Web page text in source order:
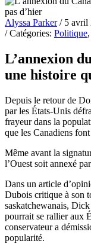
Alyssa Parker / 5 avril
/ Catégories: Politique,
L’annexion
une histoire
Depuis le retour de
par les États-Unis
frayeur dans la
que les Canadiens
Même avant la
l’Ouest soit annexé
Dans un article
Dubois critique à son
saskatchewanais,
pourrait se rallier aux
conservateur a
popularité.